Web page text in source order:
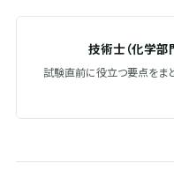
出するときの圧力損失は
水の流出速度はトリチェ
とする。 u：流出速度（単
［m s -1 ］ H：ノズル位置
度9.8 m s -2 水の密度：
技術士（化学部
試験直前に役立つ要点をま